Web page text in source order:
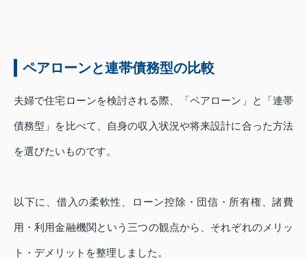
ペアローンと連帯債務型の比較
夫婦で住宅ローンを検討される際、「ペアローン」と「連帯
債務型」を比べて、自身の収入状況や将来設計に合った方法
を選びたいものです。
以下に、借入の柔軟性、ローン控除・団信・所有権、諸費
用・利用金融機関という三つの観点から、それぞれのメリッ
ト・デメリットを整理しました。